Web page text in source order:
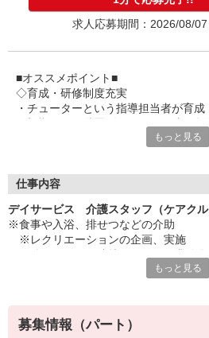
求人応募期間：2026/08/
■オススメポイント■
◇育成・研修制度充実
・チューターという指導担当者が育成
・キャリアアップ支援制度を活用して
・ツクイ独自の福祉厚生制度でプライ
・子育て支援の福利厚生制度あり！
・スタッフ何でも相談窓口やライフキ
口あり
◇頑張った分、スタッフに還元！
・パートは特別手当の支給あり
もっと見る
仕事内容
デイサービス 介護スタッフ（ケアクル
※食事や入浴、排せつなどの介助
※レクリエーションの企画、実施
★＼サービス・職種の魅力／
「今私たちに求められていることは何
もっと見る
募集情報（パート）